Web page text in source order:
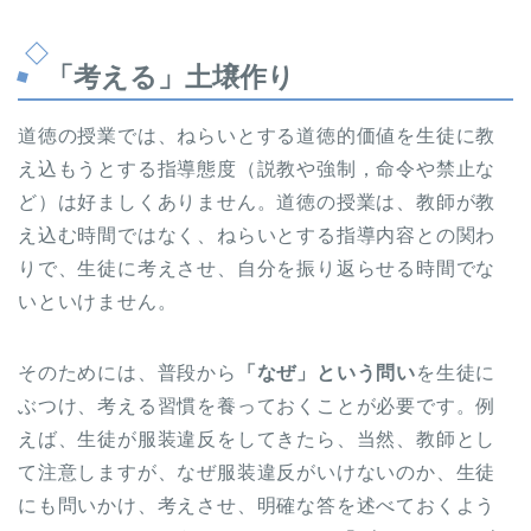
「考える」土壌作り
道徳の授業では、ねらいとする道徳的価値を生徒に教
え込もうとする指導態度（説教や強制，命令や禁止な
ど）は好ましくありません。道徳の授業は、教師が教
え込む時間ではなく、ねらいとする指導内容との関わ
りで、生徒に考えさせ、自分を振り返らせる時間でな
いといけません。
そのためには、普段から 「なぜ」という問いを生徒に
ぶつけ、考える習慣を養っておくことが必要です。例
えば、生徒が服装違反をしてきたら、当然、教師とし
て注意しますが、なぜ服装違反がいけないのか、生徒
にも問いかけ、考えさせ、明確な答を述べておくよう